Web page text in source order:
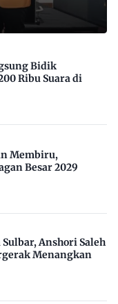
Bidik
Ribu Suara di
Membiru,
Besar 2029
Anshori Saleh
Menangkan